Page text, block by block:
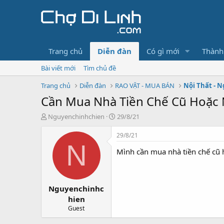
Trang chủ Diễn đàn Có gì mới
Bài viết mới
Tìm chủ đề
Trang chủ
Diễn đàn RAO VẶT - MUA BÁN Nội Thất -
Cần Mua Nhà Tiền Chế Cũ Hoặc
T
a
Nguyenchinhchien
N
g
à
g
29/8/21
N
Nguyenchinhc
hien
Guest
29/8/21
Mình cần mua nhà tiền chế